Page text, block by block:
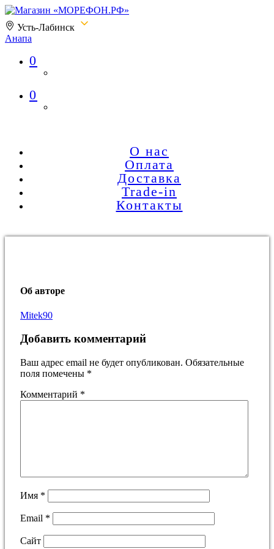
Усть-Лабинск
Анапа
Магазин «МОРЕФОН.РФ»
0
0
О нас
Оплата
Доставка
Trade-in
Контакты
Об авторе
Mitek90
Добавить комментарий
Ваш адрес email не будет опубликован. Обязательные
поля помечены *
Комментарий *
Имя *
Email *
Сайт